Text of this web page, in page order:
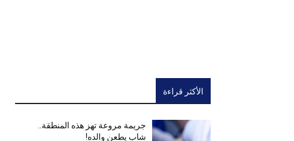
الأكثر قراءة
جريمة مروعة تهز هذه المنطقة..
شاب يطعن والده!